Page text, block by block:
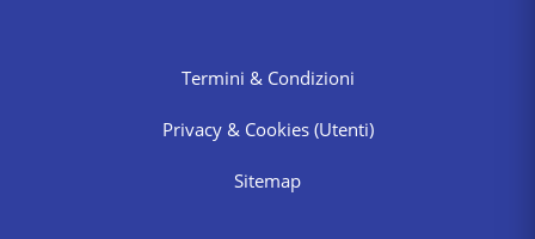
Termini & Condizioni
Privacy & Cookies (Utenti)
Sitemap